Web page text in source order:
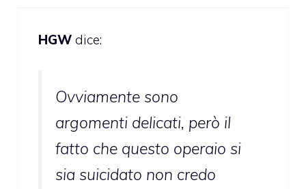
HGW dice:
Ovviamente sono
argomenti delicati, però il
fatto che questo operaio si
sia suicidato non credo